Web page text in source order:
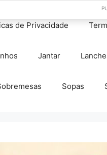
de Privacidade
Jantar
Sopas